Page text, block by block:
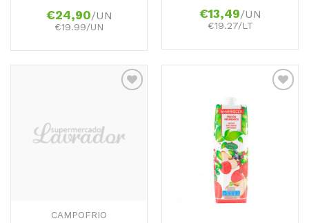
€24,90/UN
€19.99/UN
€13,49/UN
€19.27/LT
Favoritos
CAMPOFRIO